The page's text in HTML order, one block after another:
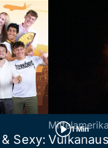
Sexy:
1 Min